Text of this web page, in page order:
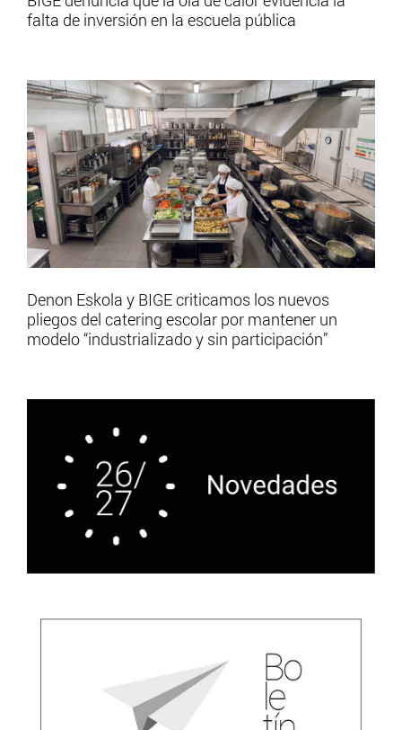
falta de inversión en la escuela pública
Denon Eskola y BIGE criticamos los nuevos
pliegos del catering escolar por mantener un
modelo “industrializado y sin participación”